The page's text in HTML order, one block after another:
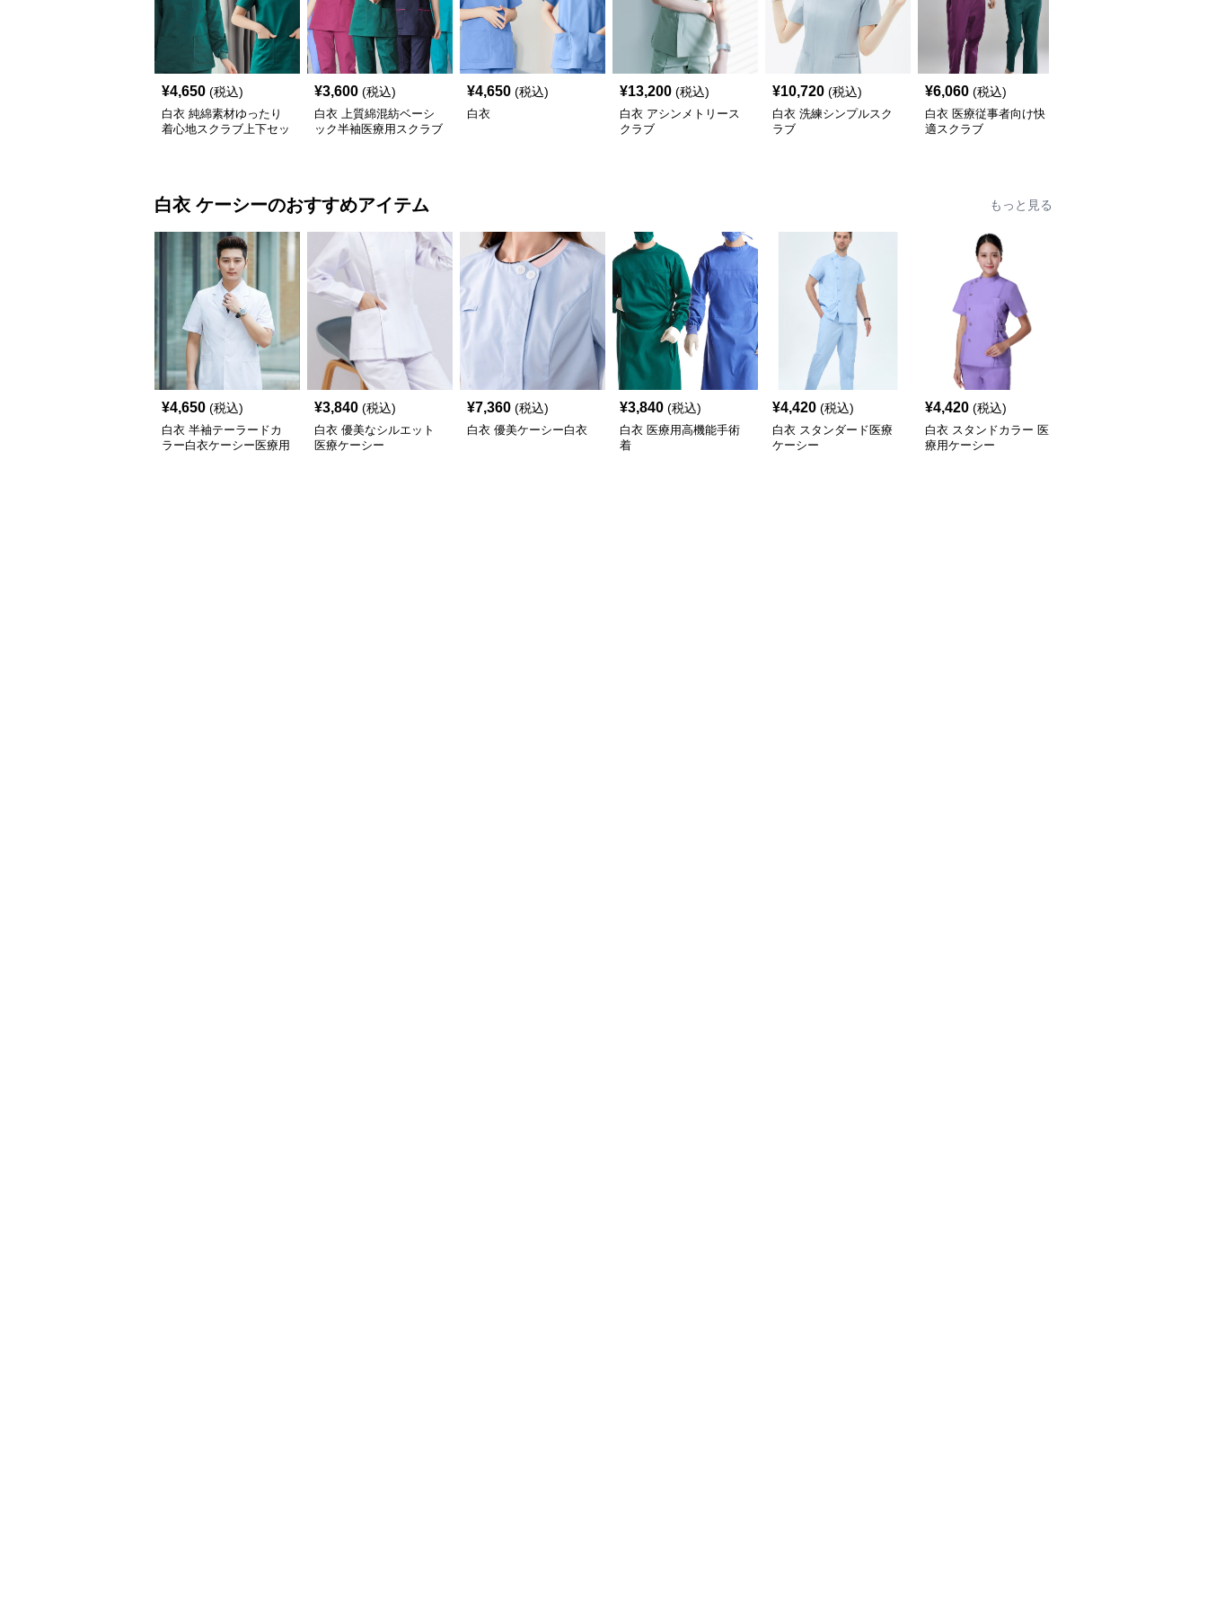
¥4,650 (税込)
白衣 純綿素材ゆったり
着心地スクラブ上下セッ
¥3,600 (税込)
白衣 上質綿混紡ベーシ
ック半袖医療用スクラブ
¥4,650 (税込)
白衣
¥13,200 (税込)
白衣 アシンメトリース
クラブ
¥10,720 (税込)
白衣 洗練シンプルスク
ラブ
¥6,060 (税込)
白衣 医療従事者向け快
適スクラブ
白衣 ケーシーのおすすめアイテム もっと見る
¥4,650 (税込)
白衣 半袖テーラードカ
ラー白衣ケーシー医療用
¥3,840 (税込)
白衣 優美なシルエット
医療ケーシー
¥7,360 (税込)
白衣 優美ケーシー白衣
¥3,840 (税込)
白衣 医療用高機能手術
着
¥4,420 (税込)
白衣 スタンダード医療
ケーシー
¥4,420 (税込)
白衣 スタンドカラー 医
療用ケーシー